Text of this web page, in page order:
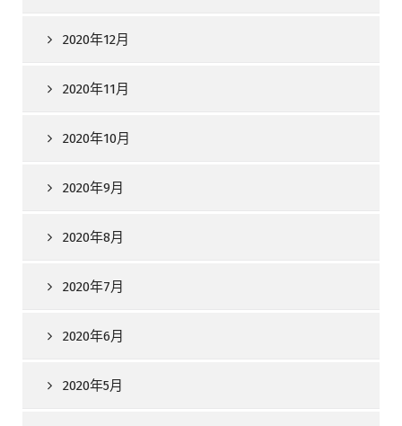
2020年12月
2020年11月
2020年10月
2020年9月
2020年8月
2020年7月
2020年6月
2020年5月